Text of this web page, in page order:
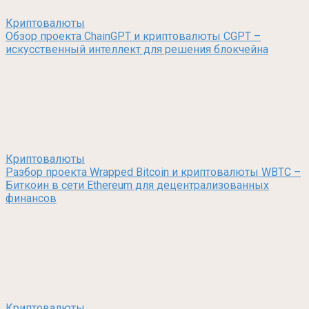
Криптовалюты
Обзор проекта ChainGPT и криптовалюты CGPT –
искусственный интеллект для решения блокчейна
Криптовалюты
Разбор проекта Wrapped Bitcoin и криптовалюты WBTC –
Биткоин в сети Ethereum для децентрализованных
финансов